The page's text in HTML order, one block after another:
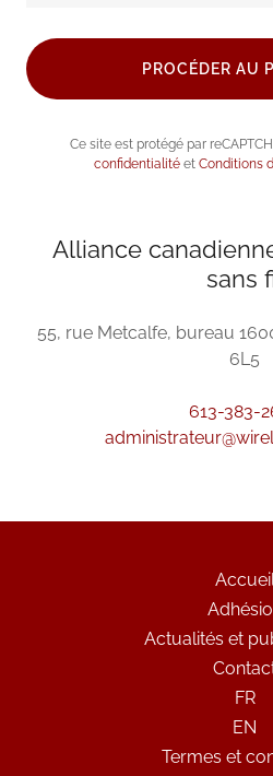
PROCÉDER AU
Ce site est protégé par
confidentialitéet Conditions
Alliance
sans
55, rue Metcalfe, bureau
6L5
613-383-
Actualités et
FR
EN
Termes et